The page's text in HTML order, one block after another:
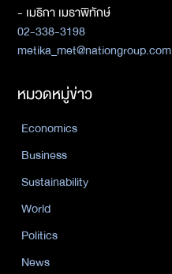
- เมธิกา เมธาพิทักษ์
02-338-3198
metika_met@nationgroup.com
หมวดหมู่ข่าว
Economics
Business
Sustainability
World
Politics
News